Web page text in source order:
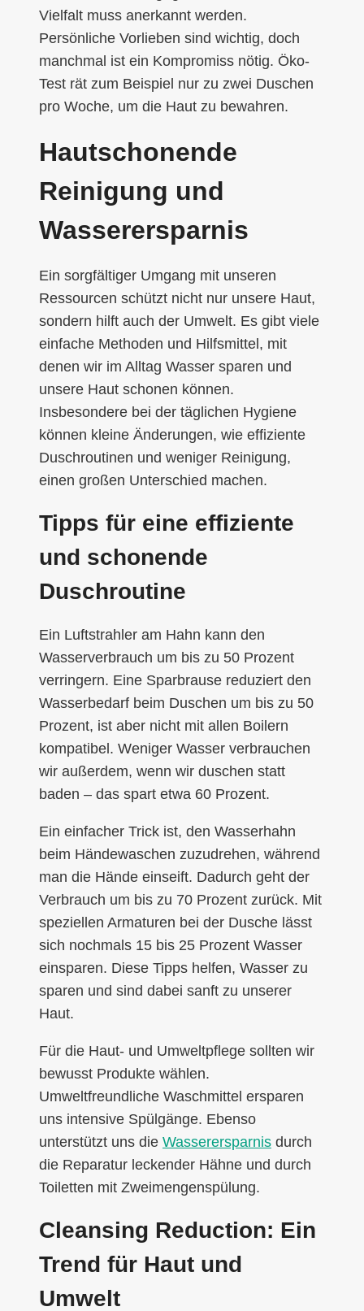
Vielfalt muss anerkannt werden.
Persönliche Vorlieben sind wichtig, doch
manchmal ist ein Kompromiss nötig. Öko-
Test rät zum Beispiel nur zu zwei Duschen
pro Woche, um die Haut zu bewahren.
Hautschonende
Reinigung und
Wasserersparnis
Ein sorgfältiger Umgang mit unseren
Ressourcen schützt nicht nur unsere Haut,
sondern hilft auch der Umwelt. Es gibt viele
einfache Methoden und Hilfsmittel, mit
denen wir im Alltag Wasser sparen und
unsere Haut schonen können.
Insbesondere bei der täglichen Hygiene
können kleine Änderungen, wie effiziente
Duschroutinen und weniger Reinigung,
einen großen Unterschied machen.
Tipps für eine effiziente
und schonende
Duschroutine
Ein Luftstrahler am Hahn kann den
Wasserverbrauch um bis zu 50 Prozent
verringern. Eine Sparbrause reduziert den
Wasserbedarf beim Duschen um bis zu 50
Prozent, ist aber nicht mit allen Boilern
kompatibel. Weniger Wasser verbrauchen
wir außerdem, wenn wir duschen statt
baden – das spart etwa 60 Prozent.
Ein einfacher Trick ist, den Wasserhahn
beim Händewaschen zuzudrehen, während
man die Hände einseift. Dadurch geht der
Verbrauch um bis zu 70 Prozent zurück. Mit
speziellen Armaturen bei der Dusche lässt
sich nochmals 15 bis 25 Prozent Wasser
einsparen. Diese Tipps helfen, Wasser zu
sparen und sind dabei sanft zu unserer
Haut.
Für die Haut- und Umweltpflege sollten wir
bewusst Produkte wählen.
Umweltfreundliche Waschmittel ersparen
uns intensive Spülgänge. Ebenso
unterstützt uns die Wasserersparnis durch
die Reparatur leckender Hähne und durch
Toiletten mit Zweimengenspülung.
Cleansing Reduction: Ein
Trend für Haut und
Umwelt